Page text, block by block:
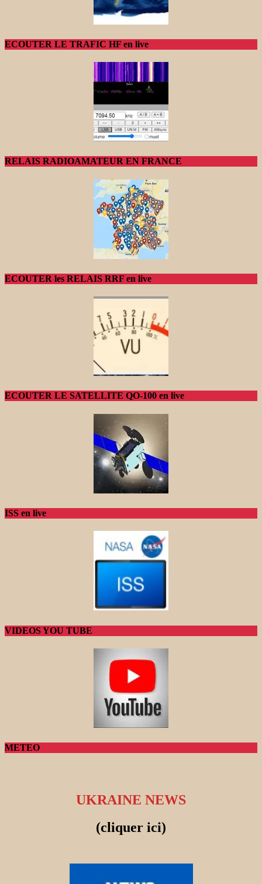
ECOUTER LE TRAFIC HF en live
RELAIS RADIOAMATEUR EN FRANCE
ECOUTER les RELAIS RRF en live
ECOUTER LE SATELLITE QO-100 en live
ISS en live
VIDEOS YOU TUBE
METEO
UKRAINE NEWS
(cliquer ici)